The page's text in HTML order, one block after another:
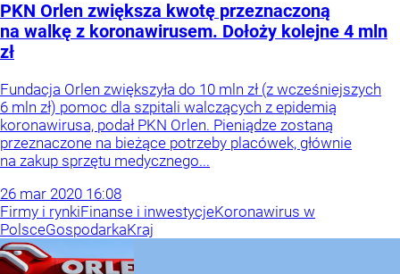
PKN Orlen zwiększa kwotę przeznaczoną
na walkę z koronawirusem. Dołoży kolejne 4 mln
zł
Fundacja Orlen zwiększyła do 10 mln zł (z wcześniejszych
6 mln zł) pomoc dla szpitali walczących z epidemią
koronawirusa, podał PKN Orlen. Pieniądze zostaną
przeznaczone na bieżące potrzeby placówek, głównie
na zakup sprzętu medycznego...
26 mar 2020 16:08
Firmy i rynkiFinanse i inwestycjeKoronawirus w
PolsceGospodarkaKraj